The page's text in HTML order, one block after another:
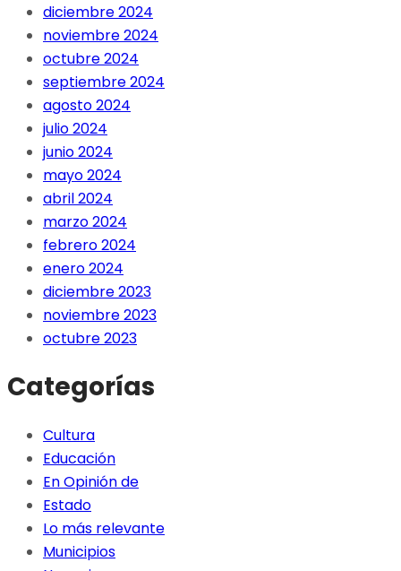
diciembre 2024
noviembre 2024
octubre 2024
septiembre 2024
agosto 2024
julio 2024
junio 2024
mayo 2024
abril 2024
marzo 2024
febrero 2024
enero 2024
diciembre 2023
noviembre 2023
octubre 2023
Categorías
Cultura
Educación
En Opinión de
Estado
Lo más relevante
Municipios